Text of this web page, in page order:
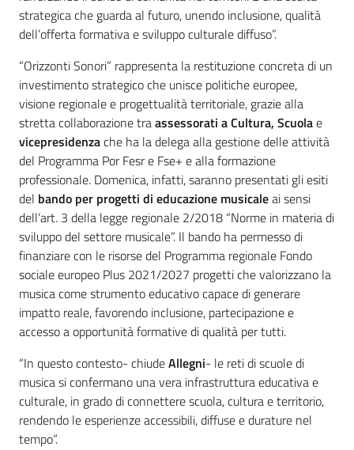
strategica che guarda al futuro, unendo inclusione, qualità
dell’offerta formativa e sviluppo culturale diffuso”.
“Orizzonti Sonori” rappresenta la restituzione concreta di un
investimento strategico che unisce politiche europee,
visione regionale e progettualità territoriale, grazie alla
stretta collaborazione traassessorati a Cultura, Scuolae
vicepresidenzache ha la delega alla gestione delle attività
del Programma Por Fesr e Fse+ e alla formazione
professionale. Domenica, infatti, saranno presentati gli esiti
del bando per progetti di educazione musicaleai sensi
dell’art. 3 della legge regionale 2/2018 “Norme in materia di
sviluppo del settore musicale”. Il bando ha permesso di
finanziare con le risorse del Programma regionale Fondo
sociale europeo Plus 2021/2027 progetti che valorizzano la
musica come strumento educativo capace di generare
impatto reale, favorendo inclusione, partecipazione e
accesso a opportunità formative di qualità per tutti.
“In questo contesto- chiudeAllegni- le reti di scuole di
musica si confermano una vera infrastruttura educativa e
culturale, in grado di connettere scuola, cultura e territorio,
rendendo le esperienze accessibili, diffuse e durature nel
tempo”.